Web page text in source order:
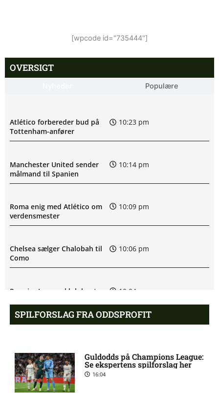
[wpcode id="735444"]
OVERSIGT
Populære
Atlético forbereder bud på
Tottenham-anfører
10:23 pm
Manchester United sender
målmand til Spanien
10:14 pm
Roma enig med Atlético om
verdensmester
10:09 pm
Chelsea sælger Chalobah til
Como
10:06 pm
Premier League-klub henter
10:04 pm
Arsenal henter Bruno
Guimarães
SPILFORSLAG FRA ODDSPROFIT
Guldodds på Champions League:
Se ekspertens spilforslag her
16:04